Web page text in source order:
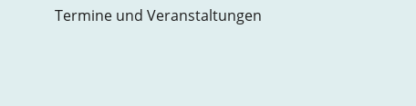
Termine und Veranstaltungen